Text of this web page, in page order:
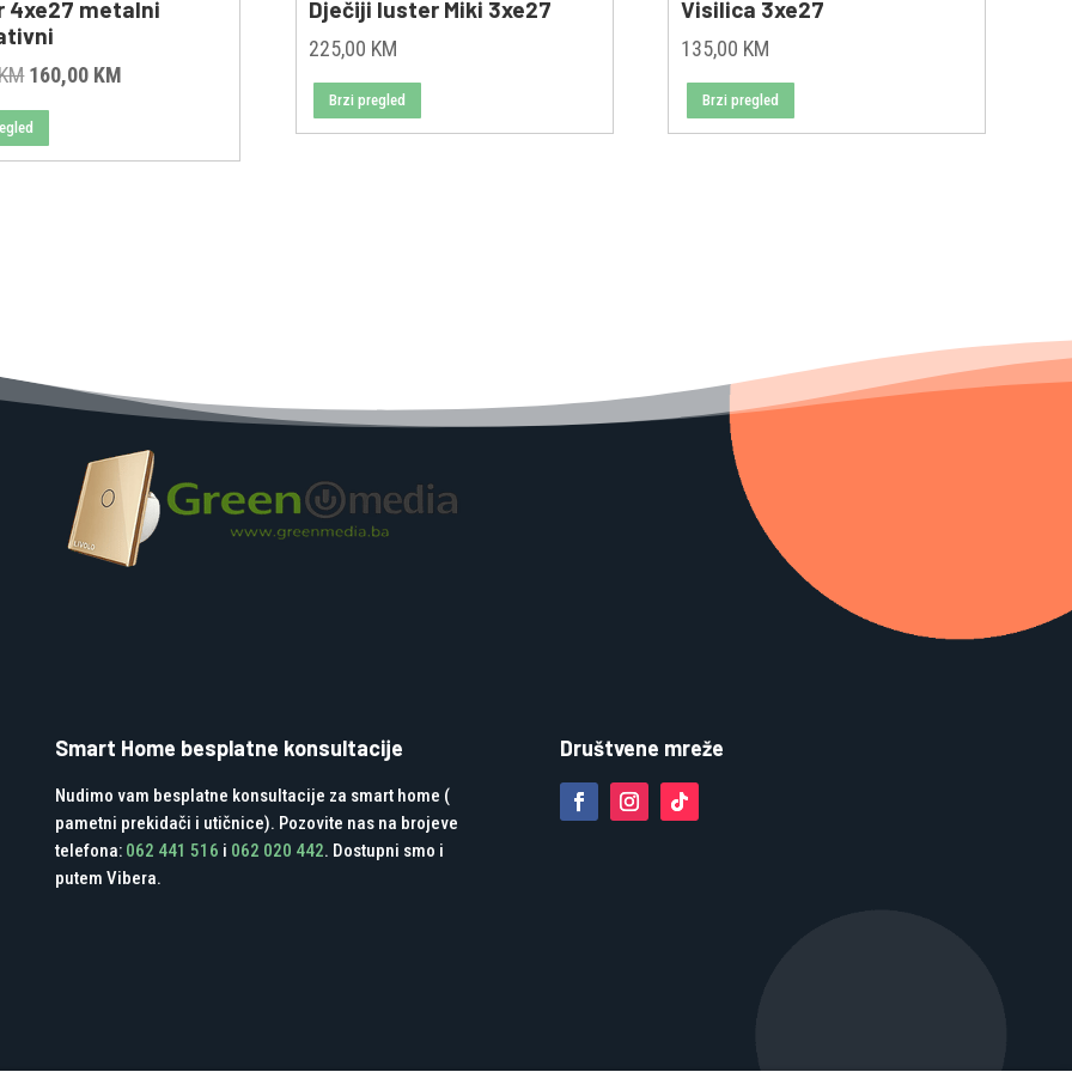
4xe27 metalni
Original
price
was:
185,00 KM.
160,00 KM
160,00 KM.
Dječiji luster Miki 3xe27
225,00 KM
Brzi pregled
Visilica 3xe27
135,00 KM
Brzi pregled
Smart Home besplatne konsultacije
Nudimo vam besplatne konsultacije za smart home (
pametni prekidači i utičnice). Pozovite nas na brojeve
telefona: 062 441 516 i 062 020 442. Dostupni smo i
putem Vibera.
Društvene mreže